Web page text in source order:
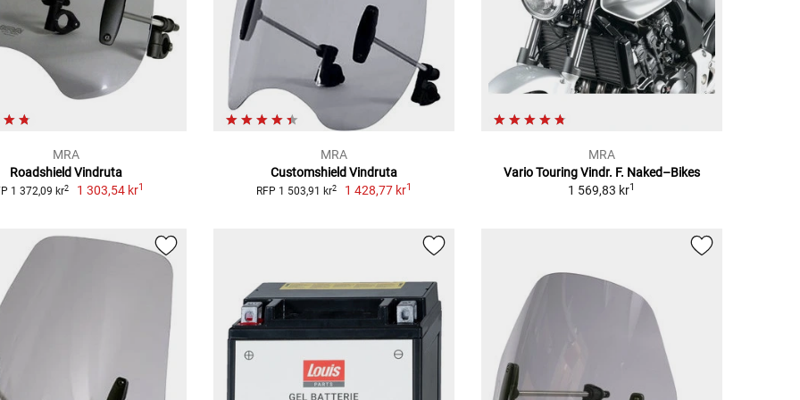
MRA
Roadshield Vindruta
1 372,09 kr2 1 303,54 kr1
MRA
Customshield Vindruta
RFP 1 503,91 kr2 1 428,77 kr1
MRA
Vario Touring Vindr. F. Naked–Bikes
1 569,83 kr1